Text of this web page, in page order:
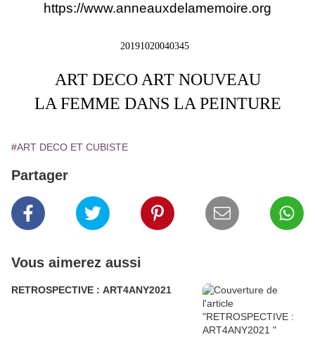
https://www.anneauxdelamemoire.org
20191020040345
ART DECO ART NOUVEAU
LA FEMME DANS LA PEINTURE
#ART DECO ET CUBISTE
Partager
Vous aimerez aussi
RETROSPECTIVE : ART4ANY2021